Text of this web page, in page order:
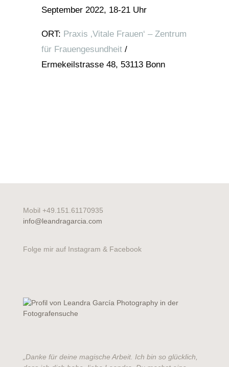
September 2022, 18-21 Uhr
ORT: Praxis ‚Vitale Frauen‘ – Zentrum
für Frauengesundheit/
Ermekeilstrasse 48, 53113 Bonn
Mobil +49.151.61170935
info@leandragarcia.com
Folge mir auf Instagram & Facebook
„Danke für deine magische Arbeit. Ich bin so glücklich,